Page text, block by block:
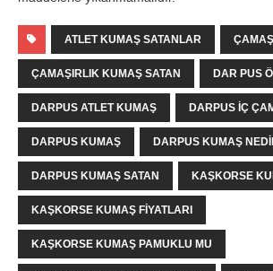
ATLET KUMAŞ SATANLAR
ÇAMAŞIRLIK KUMAŞ SATAN DAR PUS
DARPUS ATLET KUMAŞ DARPUS IÇ
DARPUS KUMAŞ DARPUS KUMAŞ
DARPUS KUMAŞ SATAN KAŞKORSE
KAŞKORSE KUMAŞ FIYATLARI
KAŞKORSE KUMAŞ PAMUKLU MU